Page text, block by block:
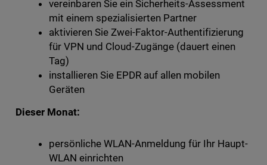
vereinbaren Sie ein Sicherheits-Assessment
mit einem spezialisierten Partner
aktivieren Sie Zwei-Faktor-Authentifizierung
für VPN und Cloud-Zugänge (dauert einen
Tag)
installieren Sie EPDR auf allen mobilen
Geräten
Dieser Monat:
persönliche WLAN-Anmeldung für Ihr Haupt-
WLAN einrichten